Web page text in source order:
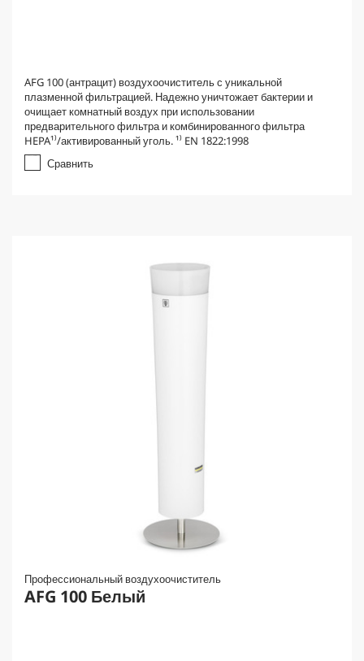
AFG 100 (антрацит) воздухоочиститель с уникальной
плазменной фильтрацией. Надежно уничтожает бактерии и
очищает комнатный воздух при использовании
предварительного фильтра и комбинированного фильтра
HEPA¹⁾/активированный уголь. ¹⁾ EN 1822:1998
Сравнить
Профессиональный воздухоочиститель
AFG 100 Белый